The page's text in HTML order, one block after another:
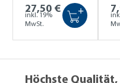
27,50 €
inkl. 19%
MwSt.
+
Höchste